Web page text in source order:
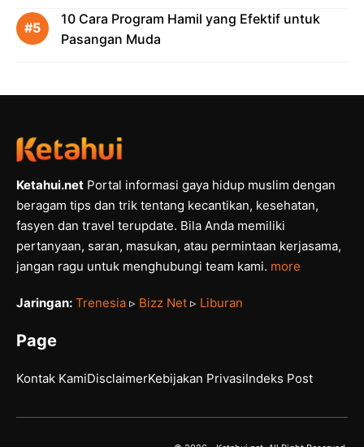
10 Cara Program Hamil yang Efektif untuk
Pasangan Muda
Ketahui.net Portal informasi gaya hidup muslim dengan
beragam tips dan trik tentang kecantikan, kesehatan,
fasyen dan travel terupdate. Bila Anda memiliki
pertanyaan, saran, masukan, atau permintaan kerjasama,
jangan ragu untuk menghubungi team kami. more
Jaringan: Trenesia ▹ Bizz Net ▹ Liburan
Page
Kontak KamiDisclaimerKebijakan PrivasiIndeks Post